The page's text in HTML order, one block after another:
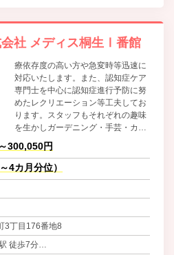
社 メディス桐生Ⅰ番館
療依存度の高い方や急変時等迅速に
対応いたします。また、認知症ケア
専門士を中心に認知症進行予防に努
めたレクリエーション等工夫してお
ります。スタッフもそれぞれの趣味
を生かしガーデニング・手芸・カラ
オケ等利用者様と一緒に楽しみ、安
心して過ごせるように努めておりま
す。 私たちと一緒に元気に努めて頂
ける方を歓迎します。
300,050円
4カ月分位）
3丁目176番地8
徒歩7分